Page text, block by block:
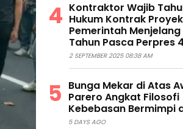
Kontraktor Wajib
Hukum Kontrak Proyek
Pemerintah Menjelang
Tahun Pasca Perpres
2 SEPTEMBER 2025 08:38 AM
Bunga Mekar di Atas
Parero Angkat Filosofi
Kebebasan Bermimpi
5 DAYS AGO